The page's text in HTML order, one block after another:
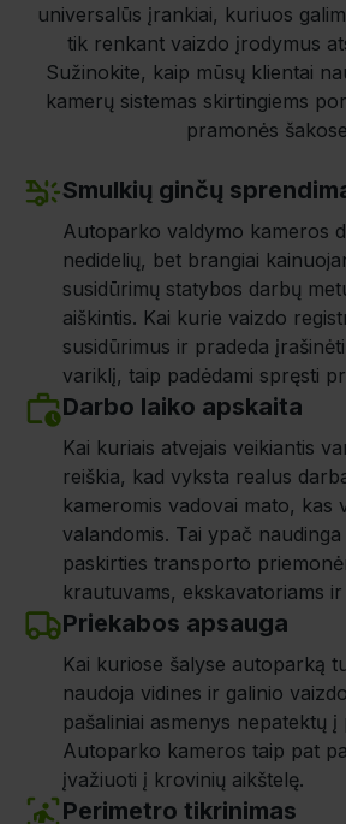
universalūs įrankiai, kuriuos
tik renkant vaizdo įrodymus
Sužinokite, kaip mūsų klientai
kamerų sistemas skirtingiems
pramonės
Smulkių ginčų
Autoparko valdymo kameros
nedidelių, bet brangiai
susidūrimų statybos darbų
aiškintis. Kai kurie vaizdo
susidūrimus ir pradeda
variklį, taip padėdami spręsti
Darbo laiko apskaita
Kai kuriais atvejais veikiantis
reiškia, kad vyksta realus
kameromis vadovai mato, kas
valandomis. Tai ypač
paskirties transporto
krautuvams, ekskavatoriams
Priekabos apsauga
Kai kuriose šalyse autoparką
naudoja vidines ir galinio
pašaliniai asmenys nepatektų į
Autoparko kameros taip pat
įvažiuoti į krovinių aikštelę.
Perimetro tikrinimas